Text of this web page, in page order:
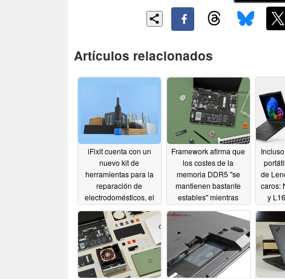
Artículos relacionados
iFixit cuenta con un
nuevo kit de
herramientas para la
reparación de
electrodomésticos, el
mucho más07/08/2026
Framework afirma que
los costes de la
memoria DDR5 "se
mantienen bastante
estables" mientras
precios
de
caros:
y